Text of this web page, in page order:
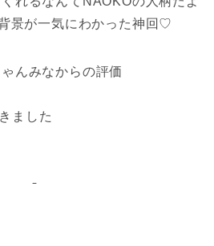
景が一気にわかった神回♡
んみなからの評価
ました